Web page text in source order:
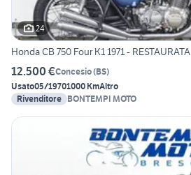
24
Honda CB 750 Four K1 1971 - RESTAURATA
12.500 €Concesio(BS)
Usato05/19701000 KmAltro
Rivenditore BONTEMPI MOTO